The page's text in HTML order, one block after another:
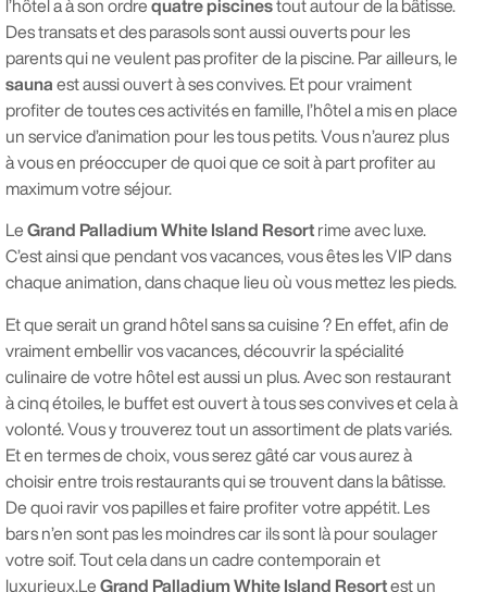
l’hôtel a à son ordre quatre piscinestout autour de la bâtisse.
Des transats et des parasols sont aussi ouverts pour les
parents qui ne veulent pas profiter de la piscine. Par ailleurs, le
sauna est aussi ouvert à ses convives. Et pour vraiment
profiter de toutes ces activités en famille, l’hôtel a mis en place
un service d’animation pour les tous petits. Vous n’aurez plus
à vous en préoccuper de quoi que ce soit à part profiter au
maximum votre séjour.
Le Grand Palladium White Island Resort rime avec luxe.
C’est ainsi que pendant vos vacances, vous êtes les VIP dans
chaque animation, dans chaque lieu où vous mettez les pieds.
Et que serait un grand hôtel sans sa cuisine ? En effet, afin de
vraiment embellir vos vacances, découvrir la spécialité
culinaire de votre hôtel est aussi un plus. Avec son restaurant
à cinq étoiles, le buffet est ouvert à tous ses convives et cela à
volonté. Vous y trouverez tout un assortiment de plats variés.
Et en termes de choix, vous serez gâté car vous aurez à
choisir entre trois restaurants qui se trouvent dans la bâtisse.
De quoi ravir vos papilles et faire profiter votre appétit. Les
bars n’en sont pas les moindres car ils sont là pour soulager
votre soif. Tout cela dans un cadre contemporain et
luxurieux.Le Grand Palladium White Island Resortest un